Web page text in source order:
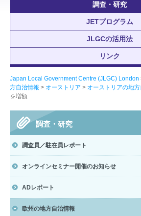
調査・研究
JETプログラム
JLGCの活用法
リンク
Japan Local Government Centre (JLGC) London
方自治情報 > オーストリア > オーストリアの地
を増額
調査・研究
調査員／駐在員レポート
オンラインセミナー開催のお知らせ
ADレポート
欧州の地方自治情報